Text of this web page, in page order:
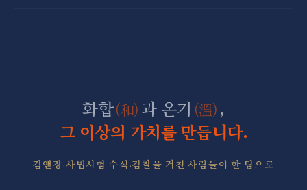
화합(和)과 온기 (溫) ,
그 이상의 가치를 만듭니다.
김앤장·사법시험 수석·검찰을 거친 사람들이 한 팀으로